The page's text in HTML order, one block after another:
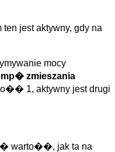
jest aktywny, gdy na
mocy
zmieszania
1, aktywny jest drugi
warto��, jak ta na